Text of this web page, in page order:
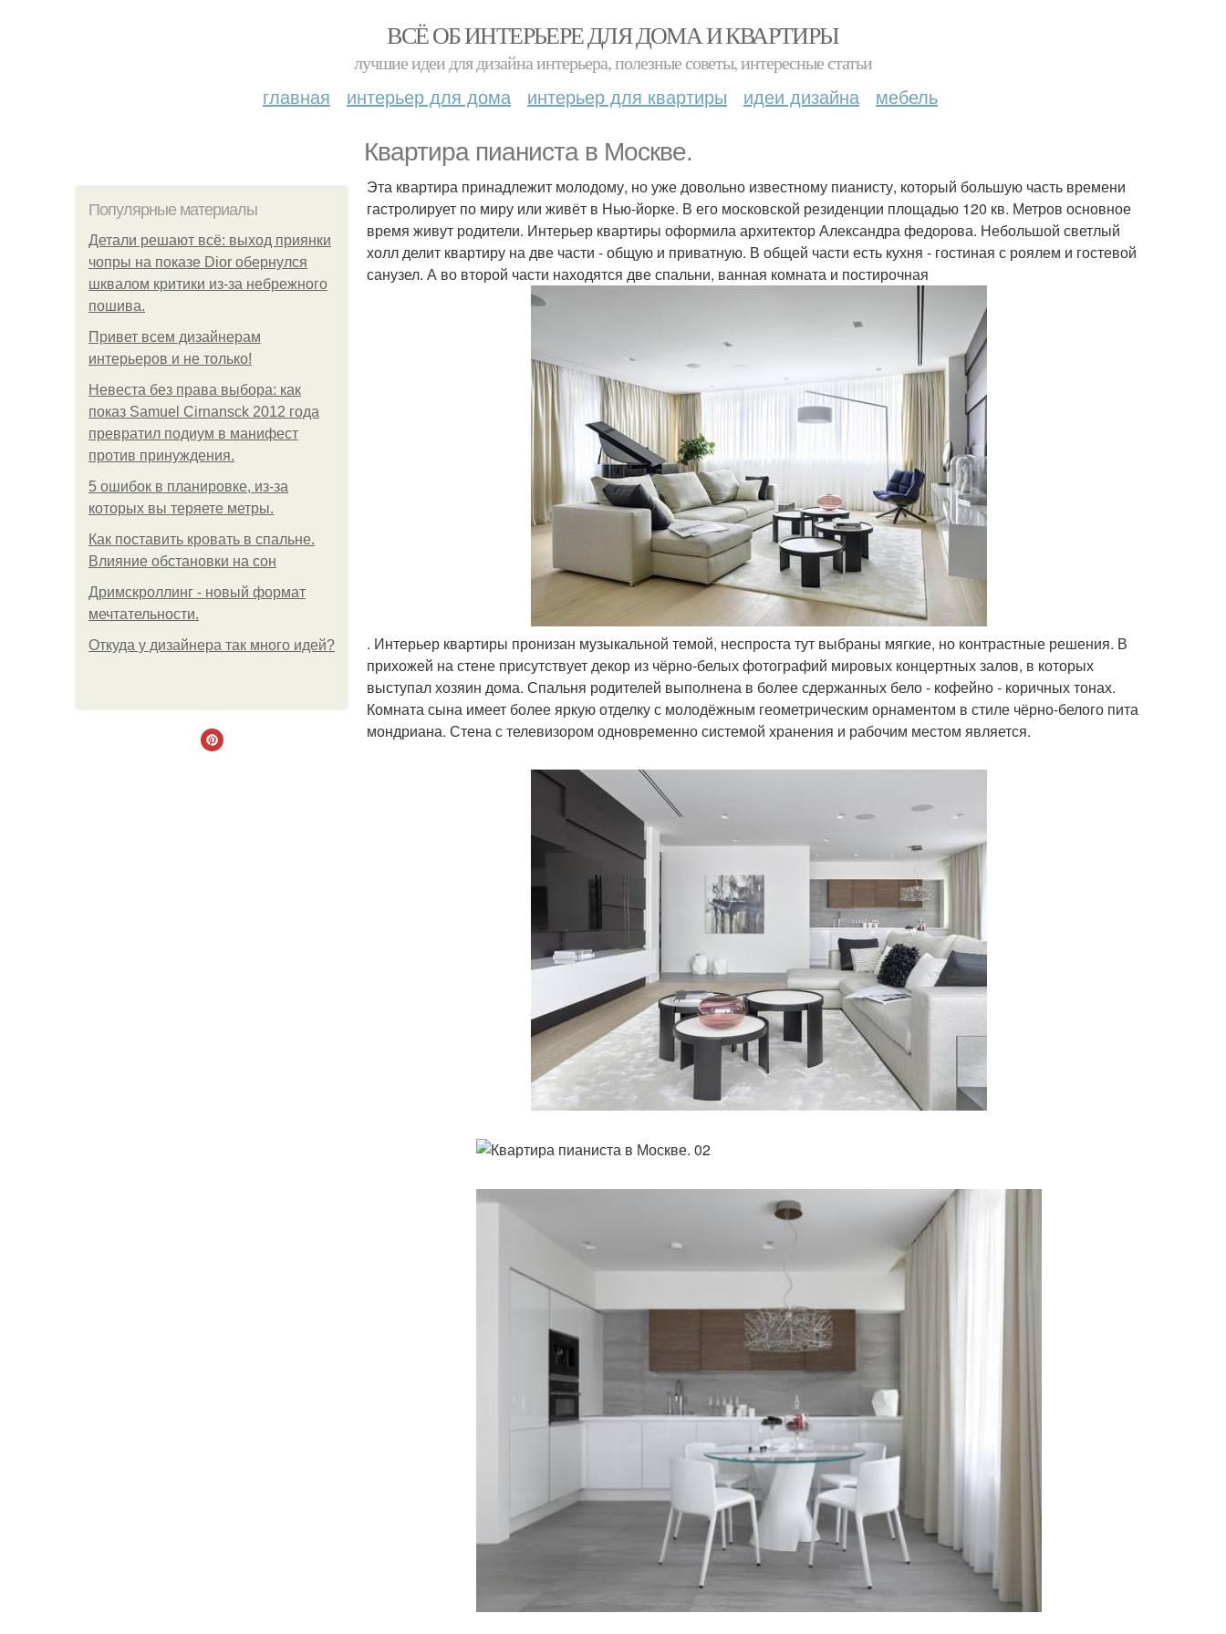
ВСЁ ОБ ИНТЕРЬЕРЕ ДЛЯ ДОМА И КВАРТИРЫ
лучшие идеи для дизайна интерьера, полезные советы, интересные статьи
главная интерьер для дома интерьер для квартиры идеи дизайна мебель
Квартира пианиста в Москве.
Популярные материалы
Детали решают всё: выход приянки
чопры на показе Dior обернулся
шквалом критики из-за небрежного
пошива.
Привет всем дизайнерам
интерьеров и не только!
Невеста без права выбора: как
показ Samuel Cirnansck 2012 года
превратил подиум в манифест
против принуждения.
5 ошибок в планировке, из-за
которых вы теряете метры.
Как поставить кровать в спальне.
Влияние обстановки на сон
Дримскроллинг - новый формат
мечтательности.
Откуда у дизайнера так много идей?
Эта квартира принадлежит молодому, но уже довольно известному пианисту, который большую часть времени
гастролирует по миру или живёт в Нью-йорке. В его московской резиденции площадью 120 кв. Метров основное
время живут родители. Интерьер квартиры оформила архитектор Александра федорова. Небольшой светлый
холл делит квартиру на две части - общую и приватную. В общей части есть кухня - гостиная с роялем и гостевой
санузел. А во второй части находятся две спальни, ванная комната и постирочная
. Интерьер квартиры пронизан музыкальной темой, неспроста тут выбраны мягкие, но контрастные решения. В
прихожей на стене присутствует декор из чёрно-белых фотографий мировых концертных залов, в которых
выступал хозяин дома. Спальня родителей выполнена в более сдержанных бело - кофейно - коричных тонах.
Комната сына имеет более яркую отделку с молодёжным геометрическим орнаментом в стиле чёрно-белого пита
мондриана. Стена с телевизором одновременно системой хранения и рабочим местом является.